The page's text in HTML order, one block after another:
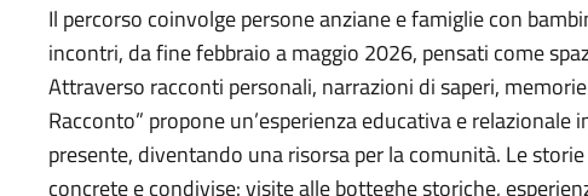
Il percorso coinvolge persone anziane e famiglie con
incontri, da fine febbraio a maggio 2026, pensati come
Attraverso racconti personali, narrazioni di saperi,
Racconto” propone un’esperienza educativa e relazionale
presente, diventando una risorsa per la comunità. Le
concrete e condivise: visite alle botteghe storiche,